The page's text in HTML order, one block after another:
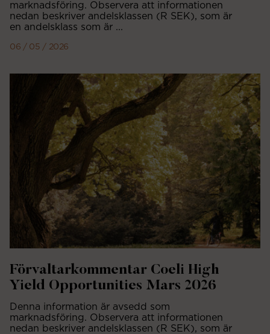
marknadsföring. Observera att informationen
nedan beskriver andelsklassen (R SEK), som är
en andelsklass som är ...
06 / 05 / 2026
Förvaltarkommentar Coeli High
Yield Opportunities Mars 2026
Denna information är avsedd som
marknadsföring. Observera att informationen
nedan beskriver andelsklassen (R SEK), som är